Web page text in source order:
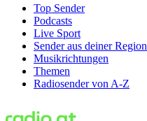
Top Sender
Podcasts
Live Sport
Sender aus deiner Region
Musikrichtungen
Themen
Radiosender von A-Z